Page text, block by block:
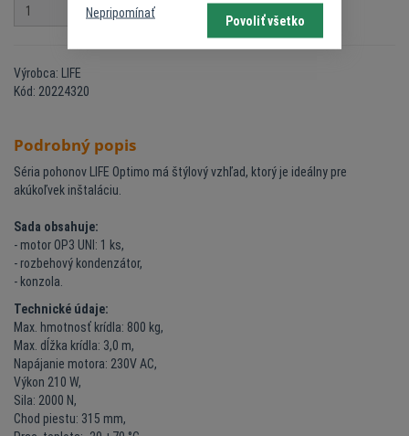
ks
Výrobca: LIFE
Kód: 20224320
Podrobný popis
Séria pohonov LIFE Optimo má štýlový vzhľad, ktorý je ideálny pre
akúkoľvek inštaláciu.
Sada obsahuje:
- motor OP3 UNI: 1 ks,
- rozbehový kondenzátor,
- konzola.
Technické údaje:
Max. hmotnosť krídla: 800 kg,
Max. dĺžka krídla: 3,0 m,
Napájanie motora: 230V AC,
Výkon 210 W,
Sila: 2000 N,
Chod piestu: 315 mm,
Nepripomínať
Povoliť všetko